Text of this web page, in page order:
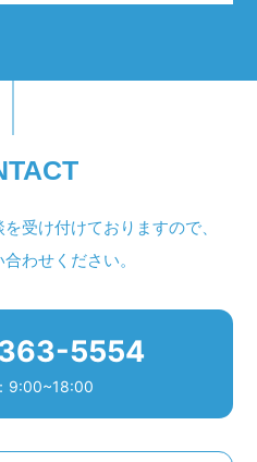
受け付けておりますので、
わせください。
5554
9:00~18:00